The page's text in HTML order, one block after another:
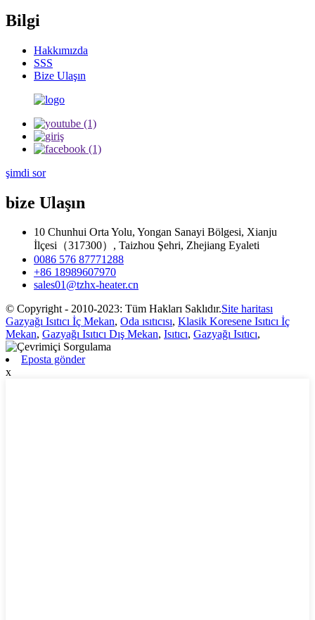
Bilgi
Hakkımızda
SSS
Bize Ulaşın
şimdi sor
bize Ulaşın
10 Chunhui Orta Yolu, Yongan Sanayi Bölgesi, Xianju
İlçesi（317300）, Taizhou Şehri, Zhejiang Eyaleti
0086 576 87771288
+86 18989607970
sales01@tzhx-heater.cn
© Copyright - 2010-2023: Tüm Hakları Saklıdır.Site haritası
Gazyağı Isıtıcı İç Mekan, Oda ısıtıcısı, Klasik Koresene Isıtıcı İç
Mekan, Gazyağı Isıtıcı Dış Mekan, Isıtıcı, Gazyağı Isıtıcı,
Eposta gönder
x